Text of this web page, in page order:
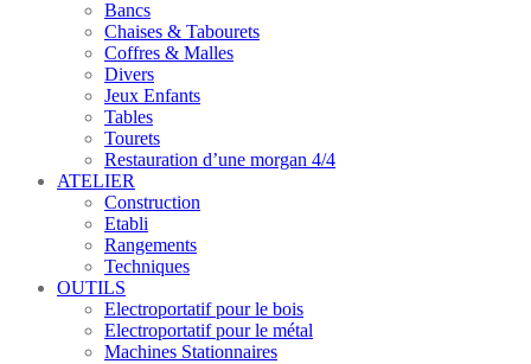
Bancs
Chaises & Tabourets
Coffres & Malles
Divers
Jeux Enfants
Tables
Tourets
Restauration d’une morgan 4/4
ATELIER
Construction
Etabli
Rangements
Techniques
OUTILS
Electroportatif pour le bois
Electroportatif pour le métal
Machines Stationnaires